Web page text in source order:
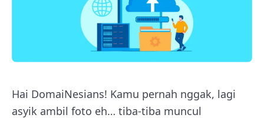
Hai DomaiNesians! Kamu pernah nggak, lagi
asyik ambil foto eh… tiba-tiba muncul